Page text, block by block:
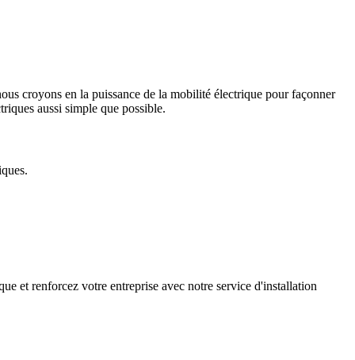
croyons en la puissance de la mobilité électrique pour façonner
aussi simple que possible.
et renforcez votre entreprise avec notre service d'installation